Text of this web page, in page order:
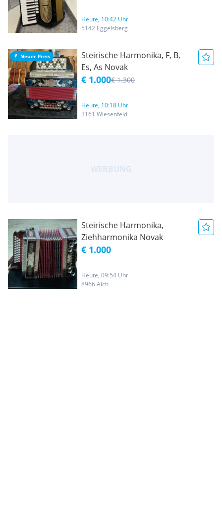
Heute, 10:42 Uhr
5142 Eggelsberg
Neuer Preis
Steirische Harmonika, F, B,
Es, As Novak
€ 1.000€ 1.300
Heute, 10:18 Uhr
3161 Wiesenfeld
Steirische Harmonika,
Ziehharmonika Novak
€ 1.000
Heute, 09:54 Uhr
8966 Aich